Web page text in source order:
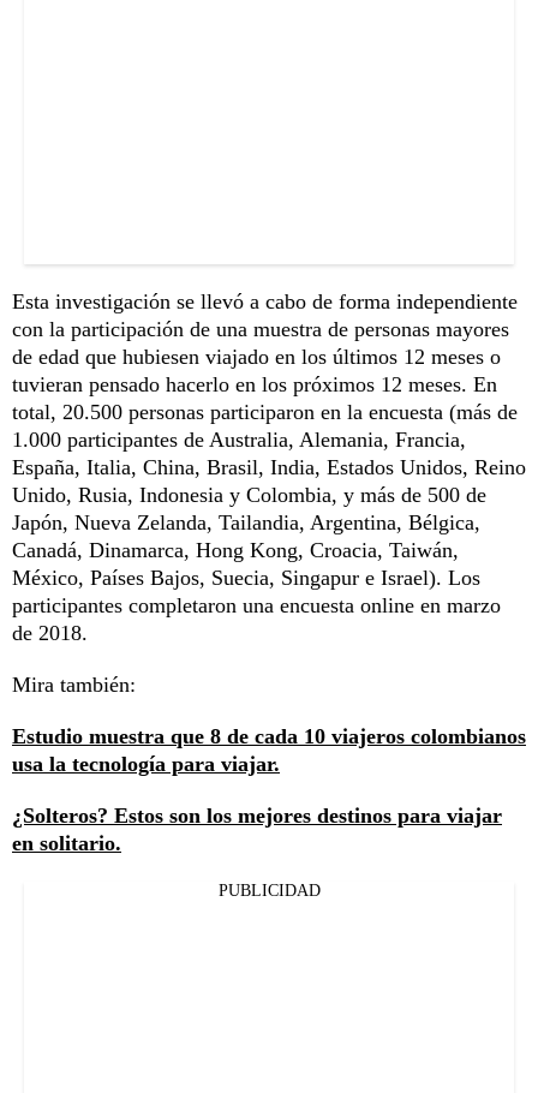
Esta investigación se llevó a cabo de forma independiente
con la participación de una muestra de personas mayores
de edad que hubiesen viajado en los últimos 12 meses o
tuvieran pensado hacerlo en los próximos 12 meses. En
total, 20.500 personas participaron en la encuesta (más de
1.000 participantes de Australia, Alemania, Francia,
España, Italia, China, Brasil, India, Estados Unidos, Reino
Unido, Rusia, Indonesia y Colombia, y más de 500 de
Japón, Nueva Zelanda, Tailandia, Argentina, Bélgica,
Canadá, Dinamarca, Hong Kong, Croacia, Taiwán,
México, Países Bajos, Suecia, Singapur e Israel). Los
participantes completaron una encuesta online en marzo
de 2018.
Mira también:
Estudio muestra que 8 de cada 10 viajeros colombianos
usa la tecnología para viajar.
¿Solteros? Estos son los mejores destinos para viajar
en solitario.
PUBLICIDAD